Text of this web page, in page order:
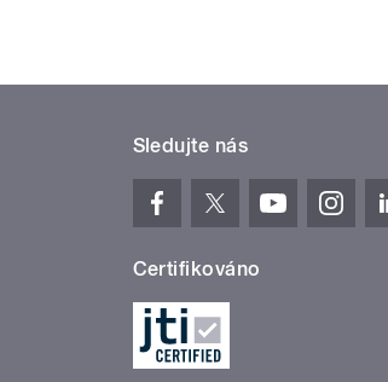
Sledujte nás
Certifikováno